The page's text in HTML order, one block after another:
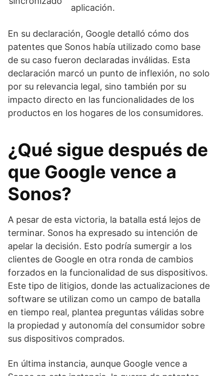
aplicación.
En su declaración, Google detalló cómo dos
patentes que Sonos había utilizado como base
de su caso fueron declaradas inválidas. Esta
declaración marcó un punto de inflexión, no solo
por su relevancia legal, sino también por su
impacto directo en las funcionalidades de los
productos en los hogares de los consumidores.
¿Qué sigue después de
que Google vence a
Sonos?
A pesar de esta victoria, la batalla está lejos de
terminar. Sonos ha expresado su intención de
apelar la decisión. Esto podría sumergir a los
clientes de Google en otra ronda de cambios
forzados en la funcionalidad de sus dispositivos.
Este tipo de litigios, donde las actualizaciones de
software se utilizan como un campo de batalla
en tiempo real, plantea preguntas válidas sobre
la propiedad y autonomía del consumidor sobre
sus dispositivos comprados.
En última instancia, aunque Google vence a